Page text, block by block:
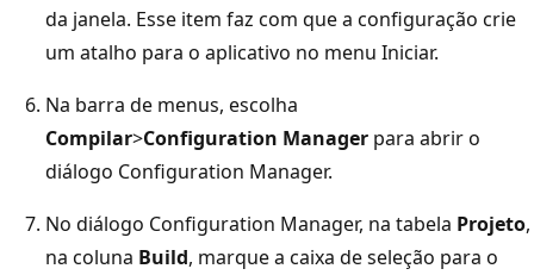
da janela. Esse item faz com que a configuração crie
um atalho para o aplicativo no menu Iniciar.
Na barra de menus, escolha
Compilar>Configuration Manager para abrir o
diálogo Configuration Manager.
No diálogo Configuration Manager, na tabela Projeto,
na coluna Build, marque a caixa de seleção para o